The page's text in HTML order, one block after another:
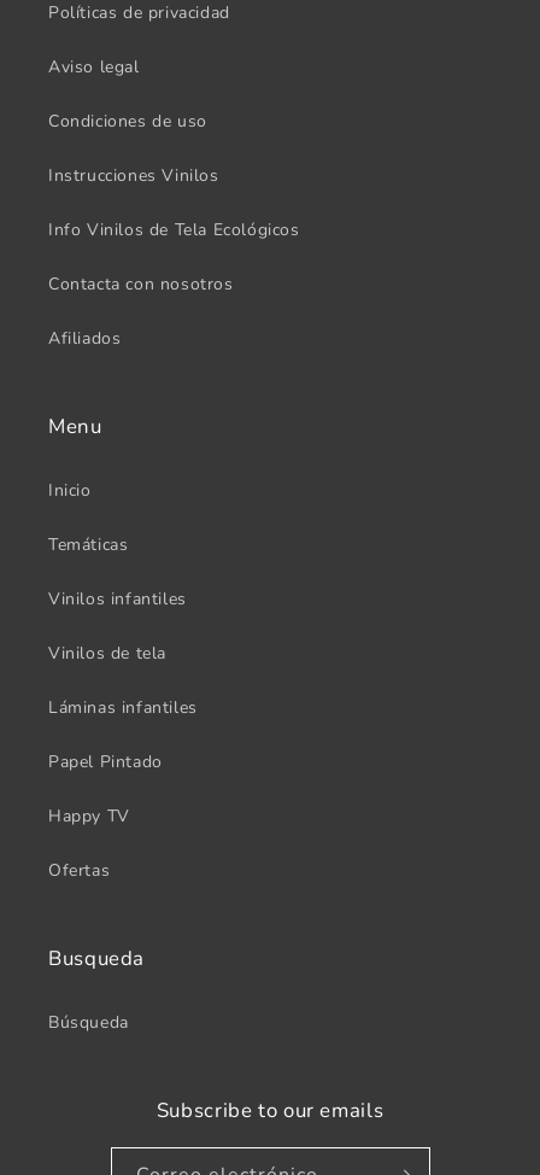
Políticas de privacidad
Aviso legal
Condiciones de uso
Instrucciones Vinilos
Info Vinilos de Tela Ecológicos
Contacta con nosotros
Afiliados
Menu
Inicio
Temáticas
Vinilos infantiles
Vinilos de tela
Láminas infantiles
Papel Pintado
Happy TV
Ofertas
Busqueda
Búsqueda
Subscribe to our emails